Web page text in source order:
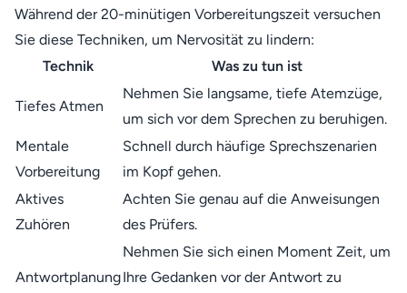
Während der 20-minütigen Vorbereitungszeit versuchen
Sie diese Techniken, um Nervosität zu lindern:
Technik
Was zu tun ist
Tiefes Atmen
Nehmen Sie langsame, tiefe Atemzüge,
um sich vor dem Sprechen zu beruhigen.
Mentale
Vorbereitung
Schnell durch häufige Sprechszenarien
im Kopf gehen.
Aktives
Zuhören
Achten Sie genau auf die Anweisungen
des Prüfers.
Antwortplanung
Nehmen Sie sich einen Moment Zeit, um
Ihre Gedanken vor der Antwort zu